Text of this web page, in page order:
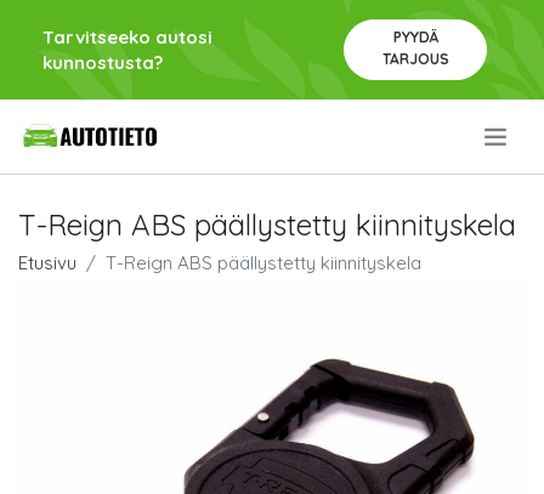
Tarvitseeko autosi
kunnostusta?
PYYDÄ
TARJOUS
T-Reign ABS päällystetty kiinnityskela
Etusivu T-Reign ABS päällystetty kiinnityskela